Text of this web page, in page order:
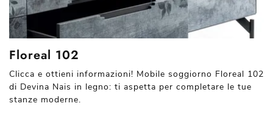
Floreal 102
Clicca e ottieni informazioni! Mobile soggiorno Floreal 102
di Devina Nais in legno: ti aspetta per completare le tue
stanze moderne.